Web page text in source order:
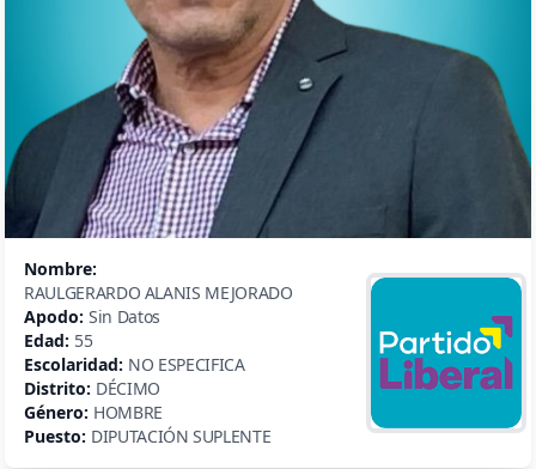
Nombre:
RAULGERARDO ALANIS MEJORADO
Apodo: Sin Datos
Edad: 55
Escolaridad: NO ESPECIFICA
Distrito: DÉCIMO
Género: HOMBRE
Puesto: DIPUTACIÓN SUPLENTE